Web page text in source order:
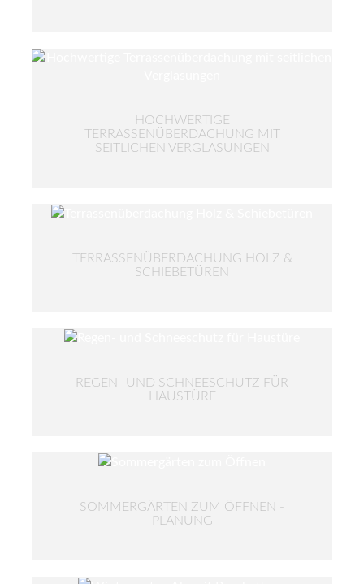
HOCHWERTIGE
TERRASSENÜBERDACHUNG MIT
SEITLICHEN VERGLASUNGEN
TERRASSENÜBERDACHUNG HOLZ &
SCHIEBETÜREN
REGEN- UND SCHNEESCHUTZ FÜR
HAUSTÜRE
SOMMERGÄRTEN ZUM ÖFFNEN -
PLANUNG